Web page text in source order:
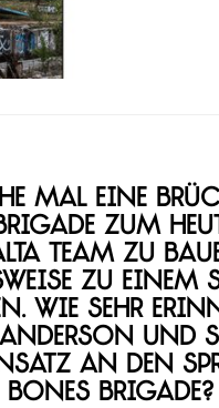
mal eine
zum
Team zu
zu einem
Wie sehr
und
an den
Brigade?